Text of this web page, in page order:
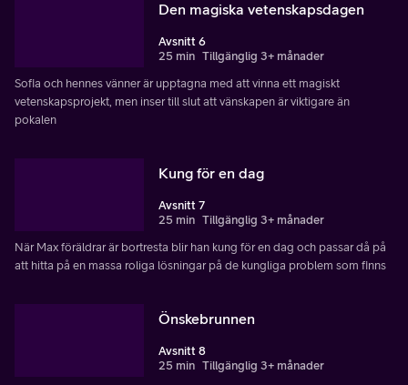
Den magiska vetenskapsdagen
Avsnitt 6
25 min Tillgänglig 3+ månader
Sofia och hennes vänner är upptagna med att vinna ett magiskt
vetenskapsprojekt, men inser till slut att vänskapen är viktigare än
pokalen
Kung för en dag
Avsnitt 7
25 min Tillgänglig 3+ månader
När Max föräldrar är bortresta blir han kung för en dag och passar då på
att hitta på en massa roliga lösningar på de kungliga problem som finns
Önskebrunnen
Avsnitt 8
25 min Tillgänglig 3+ månader